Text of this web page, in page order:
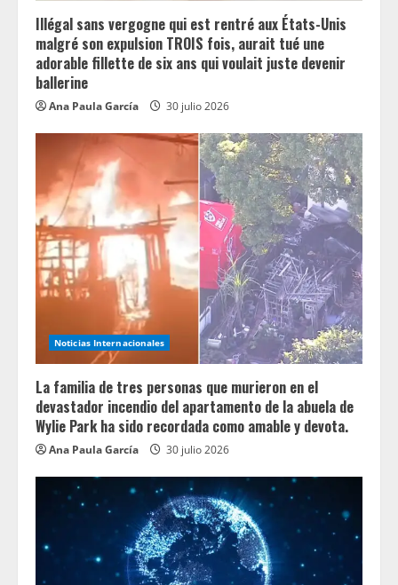
Illégal sans vergogne qui est rentré aux États-Unis
malgré son expulsion TROIS fois, aurait tué une
adorable fillette de six ans qui voulait juste devenir
ballerine
Ana Paula García 30 julio 2026
Noticias Internacionales
La familia de tres personas que murieron en el
devastador incendio del apartamento de la abuela de
Wylie Park ha sido recordada como amable y devota.
Ana Paula García 30 julio 2026